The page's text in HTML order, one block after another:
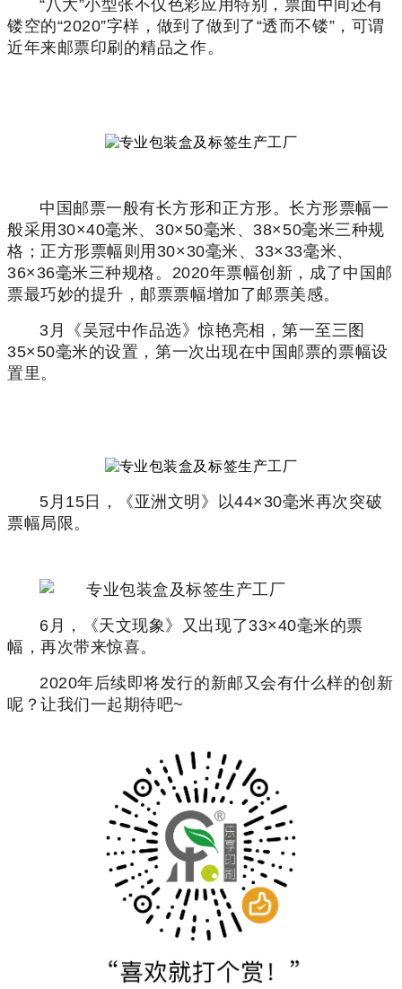
“八大”小型张不仅色彩应用特别，票面中间还有
镂空的“2020”字样，做到了做到了“透而不镂”，可谓
近年来邮票印刷的精品之作。
中国邮票一般有长方形和正方形。长方形票幅一
般采用30×40毫米、30×50毫米、38×50毫米三种规
格；正方形票幅 则用30×30毫米、33×33毫米、
36×36毫米三种规格。 2020年票幅创新，成了中国邮
票最巧妙的提升， 邮票票幅增加了邮票美感。
3月《吴冠中作品选》惊艳亮相，第一至三图
35×50毫米的设置，第一次出现在中国邮票的票幅设
置里。
5月15日，《亚洲文明》以44×30毫米再次突破
票幅局限。
6月，《天文现象》又出现了33×40毫米的票
幅，再次带来惊喜。
2020年后续即将发行的新邮又会有什么样的创新
呢？让我们一起期待吧~